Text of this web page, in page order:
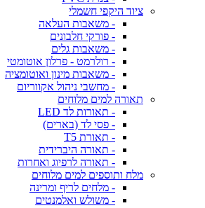
ציוד היקפי חשמלי
- משאבות העלאה
- פורקי חלבונים
- משאבות גלים
- רולרמט - פרלון אוטומטי
- משאבות מינון ואוטומציה
- מחשבי ניהול אקווריום
תאורה למים מלוחים
- תאורות לד LED
- פסי לד (בארים)
- תאורת T5
- תאורה היברידית
- תאורה לרפיוג ואחרות
מלח ותוספים למים מלוחים
- מלחים לריף ומרינה
- משולש ואלמנטים